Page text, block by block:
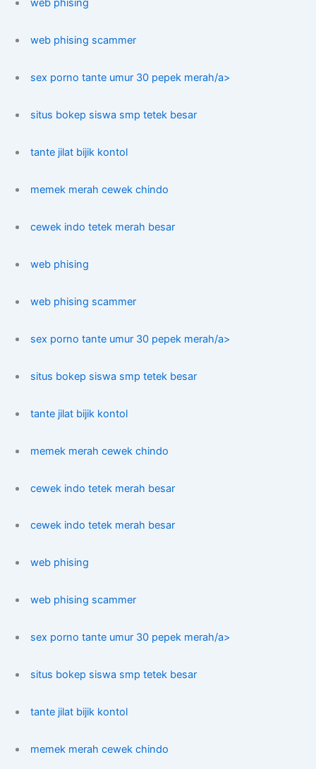
web phising
web phising scammer
sex porno tante umur 30 pepek merah/a>
situs bokep siswa smp tetek besar
tante jilat bijik kontol
memek merah cewek chindo
cewek indo tetek merah besar
web phising
web phising scammer
sex porno tante umur 30 pepek merah/a>
situs bokep siswa smp tetek besar
tante jilat bijik kontol
memek merah cewek chindo
cewek indo tetek merah besar
cewek indo tetek merah besar
web phising
web phising scammer
sex porno tante umur 30 pepek merah/a>
situs bokep siswa smp tetek besar
tante jilat bijik kontol
memek merah cewek chindo